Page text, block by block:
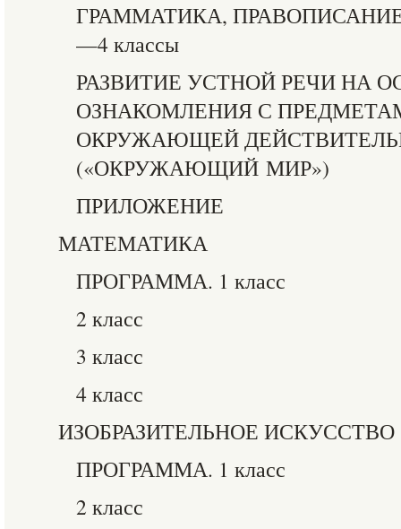
ГРАММАТИКА,
—4 классы
РАЗВИТИЕ УСТНОЙ РЕЧИ НА
ОЗНАКОМЛЕНИЯ С
ОКРУЖАЮЩЕЙ
(«ОКРУЖАЮЩИЙ МИР»)
ПРИЛОЖЕНИЕ
МАТЕМАТИКА
ПРОГРАММА. 1 класс
2 класс
3 класс
4 класс
ИЗОБРАЗИТЕЛЬНОЕ ИСКУССТВО
ПРОГРАММА. 1 класс
2 класс